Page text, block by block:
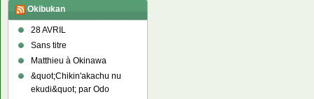
Okibukan
28 AVRIL
Sans titre
Matthieu à Okinawa
&quot;Chikin'akachu nu
ekudi&quot; par Odo